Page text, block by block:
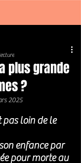
plus grande
?
2025
pas loin de le
enfance par
pour morte au